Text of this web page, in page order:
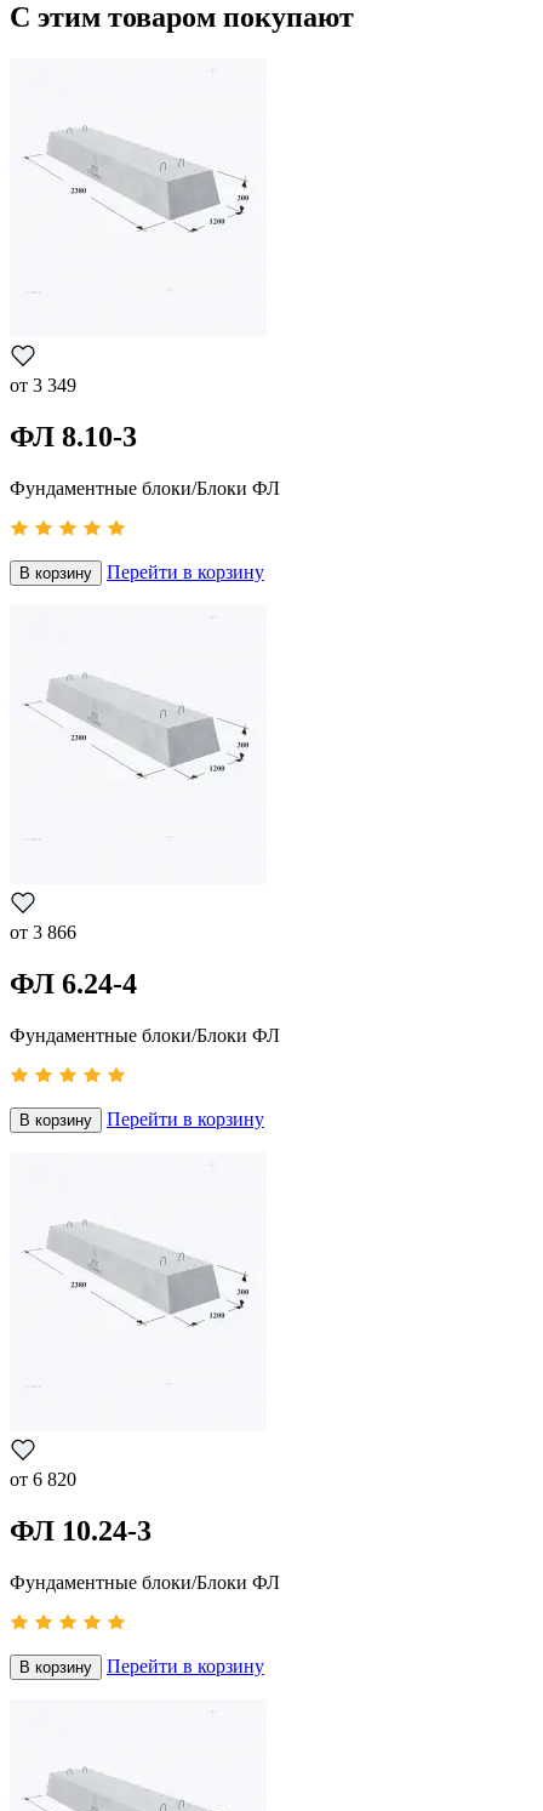
С этим товаром покупают
от 3 349
ФЛ 8.10-3
Фундаментные блоки/Блоки ФЛ
В корзину Перейти в корзину
от 3 866
ФЛ 6.24-4
Фундаментные блоки/Блоки ФЛ
В корзину Перейти в корзину
от 6 820
ФЛ 10.24-3
Фундаментные блоки/Блоки ФЛ
В корзину Перейти в корзину